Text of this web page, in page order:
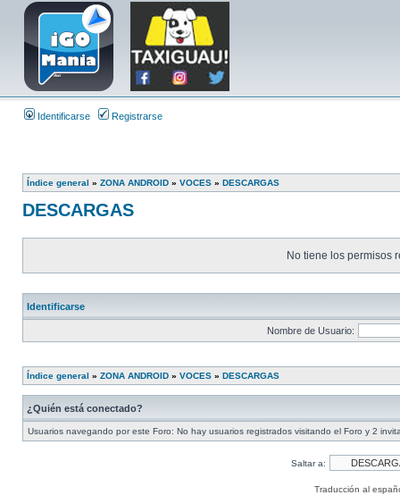
Identificarse Registrarse
Índice general » ZONA ANDROID » VOCES » DESCARGAS
DESCARGAS
No tiene los permisos
Identificarse
Nombre de Usuario:
Índice general » ZONA ANDROID » VOCES » DESCARGAS
¿Quién está conectado?
Usuarios navegando por este Foro: No hay usuarios registrados visitando el Foro y 2
Saltar a:
Traducción al